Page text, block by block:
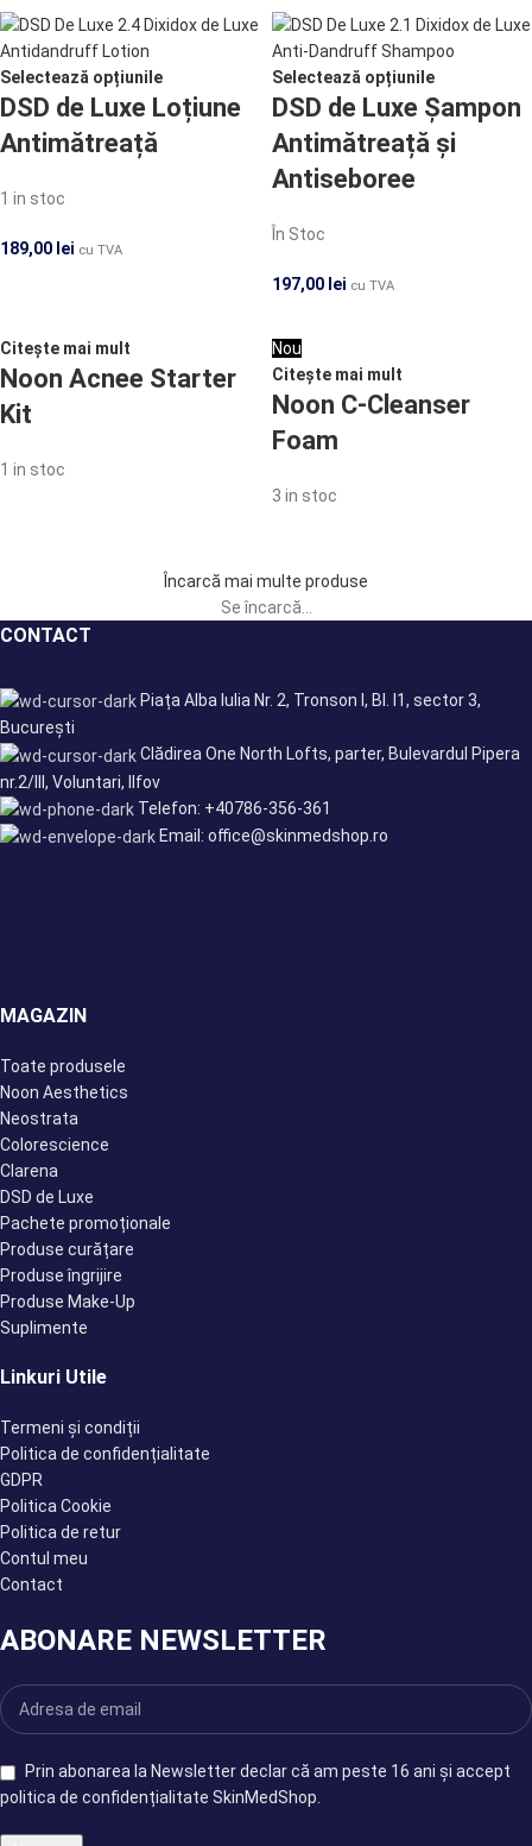
Selectează opțiunile
DSD de Luxe Loțiune
Antimătreață
1 in stoc
189,00 lei cu TVA
Selectează opțiunile
DSD de Luxe Șampon
Antimătreață și
Antiseboree
În Stoc
197,00 lei cu TVA
Citește mai mult
Noon Acnee Starter
Kit
1 in stoc
Nou
Citește mai mult
Noon C-Cleanser
Foam
3 in stoc
Încarcă mai multe produse
Se încarcă...
CONTACT
Piața Alba Iulia Nr. 2, Tronson I, Bl. I1, sector 3,
București
Clădirea One North Lofts, parter, Bulevardul Pipera
nr.2/III, Voluntari, Ilfov
Telefon: +40786-356-361
Email: office@skinmedshop.ro
MAGAZIN
Toate produsele
Noon Aesthetics
Neostrata
Colorescience
Clarena
DSD de Luxe
Pachete promoționale
Produse curățare
Produse îngrijire
Produse Make-Up
Suplimente
Linkuri Utile
Termeni și condiții
Politica de confidențialitate
GDPR
Politica Cookie
Politica de retur
Contul meu
Contact
ABONARE NEWSLETTER
Prin abonarea la Newsletter declar că am peste 16 ani și accept
politica de confidențialitate SkinMedShop.